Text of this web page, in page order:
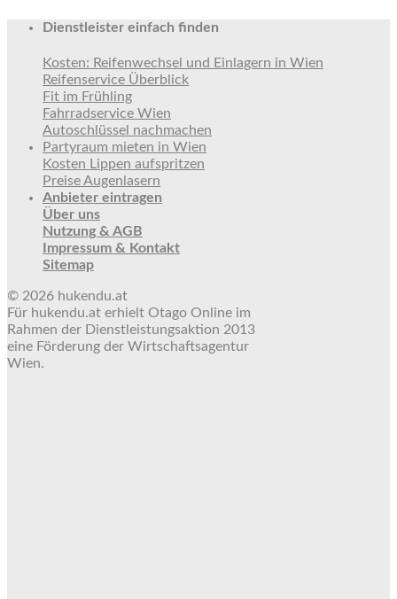
Dienstleister einfach finden
Kosten: Reifenwechsel und Einlagern in Wien
Reifenservice Überblick
Fit im Frühling
Fahrradservice Wien
Autoschlüssel nachmachen
Partyraum mieten in Wien
Kosten Lippen aufspritzen
Preise Augenlasern
Anbieter eintragen
Über uns
Nutzung & AGB
Impressum & Kontakt
Sitemap
© 2026 hukendu.at
Für hukendu.at erhielt Otago Online im
Rahmen der Dienstleistungsaktion 2013
eine Förderung der Wirtschaftsagentur
Wien.